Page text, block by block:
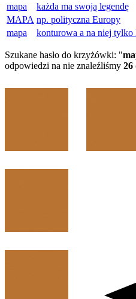
mapa
każda ma swoją legendę
MAPA np. polityczna Europy
mapa
konturowa a na niej
Szukane hasło do krzyżówki: "
odpowiedzi na nie znaleźliśmy 26